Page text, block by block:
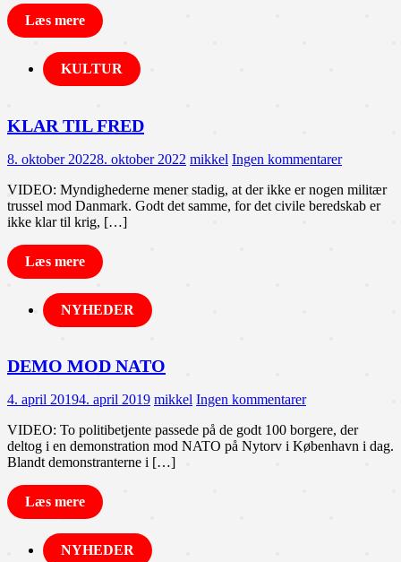
Læs mere
KULTUR
KLAR TIL FRED
8. oktober 20228. oktober 2022 mikkel Ingen kommentarer
VIDEO: Myndighederne mener stadig, at der ikke er nogen militær
trussel mod Danmark. Godt det samme, for det civile beredskab er
ikke klar til krig, […]
Læs mere
NYHEDER
DEMO MOD NATO
4. april 20194. april 2019 mikkel Ingen kommentarer
VIDEO: To politibetjente passede på de godt 100 borgere, der
deltog i en demonstration mod NATO på Nytorv i København i dag.
Blandt demonstranterne i […]
Læs mere
NYHEDER